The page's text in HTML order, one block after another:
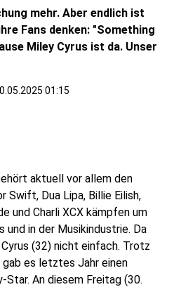
mehr. Aber endlich ist
Fans denken: "Something
Miley Cyrus ist da. Unser
01:15
aktuell vor allem den
Swift, Dua Lipa, Billie Eilish,
und Charli XCX kämpfen um
und in der Musikindustrie. Da
(32) nicht einfach. Trotz
gab es letztes Jahr einen
Star. An diesem Freitag (30.